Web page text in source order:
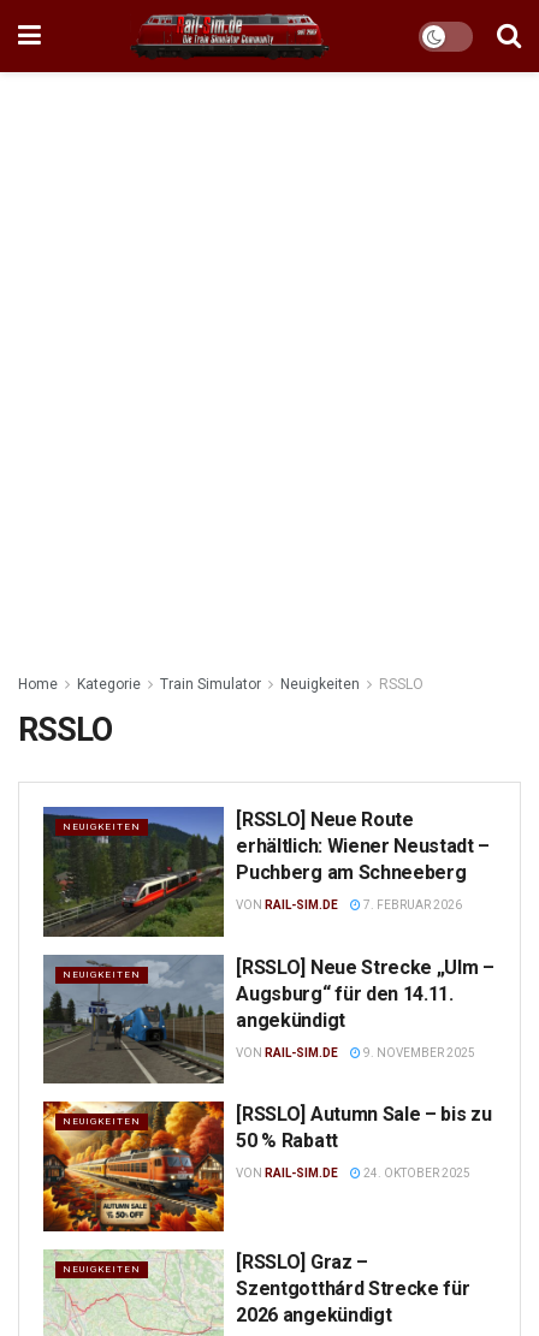
Home Kategorie Train Simulator Neuigkeiten RSSLO
RSSLO
NEUIGKEITEN
[RSSLO] Neue Route
erhältlich: Wiener Neustadt –
Puchberg am Schneeberg
VON RAIL-SIM.DE 7. FEBRUAR 2026
NEUIGKEITEN
[RSSLO] Neue Strecke „Ulm –
Augsburg“ für den 14.11.
angekündigt
VON RAIL-SIM.DE 9. NOVEMBER 2025
NEUIGKEITEN
[RSSLO] Autumn Sale – bis zu
50 % Rabatt
VON RAIL-SIM.DE 24. OKTOBER 2025
NEUIGKEITEN
[RSSLO] Graz –
Szentgotthárd Strecke für
2026 angekündigt